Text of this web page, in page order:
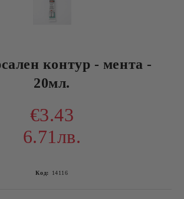
контур - мента -
20мл.
€3.43
6.71лв.
Код: 14116